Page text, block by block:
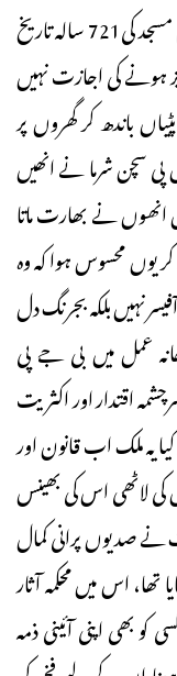
مدھیہ پردیش کے دھار ضلع میں واقع کمال مولیٰ مسجد کی721 سالہ تاریخ
ہونے کی اجازت نہیں
باندھ کر گھروں پر
سچن شرما نے انھیں
انھوں نے بھارت ماتا
یوں محسوس ہوا کہ وہ
نہیں بلکہ بجرنگ دل
عمل میں بی جے پی
اقتدار اور اکثریت
یہ ملک اب قانون اور
کی لاٹھی اس کی بھینس
نے صدیوں پرانی کمال
اس میں محکمہ آثار
بھی اپنی آئینی ذمہ